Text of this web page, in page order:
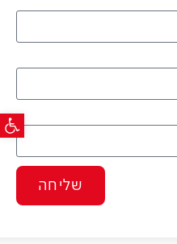
פתח
שליחה